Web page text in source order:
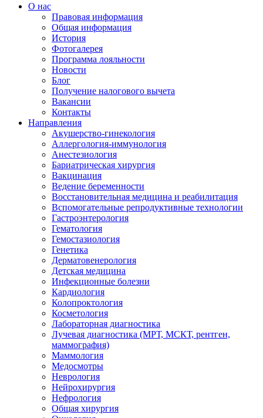
О нас
Правовая информация
Общая информация
История
Фотогалерея
Программа лояльности
Новости
Блог
Получение налогового вычета
Вакансии
Контакты
Направления
Акушерство-гинекология
Аллергология-иммунология
Анестезиология
Бариатрическая хирургия
Вакцинация
Ведение беременности
Восстановительная медицина и реабилитация
Вспомогательные репродуктивные технологии
Гастроэнтерология
Гематология
Гемостазиология
Генетика
Дерматовенерология
Детская медицина
Инфекционные болезни
Кардиология
Колопроктология
Косметология
Лабораторная диагностика
Лучевая диагностика (МРТ, МСКТ, рентген,
маммография)
Маммология
Медосмотры
Неврология
Нейрохирургия
Нефрология
Общая хирургия